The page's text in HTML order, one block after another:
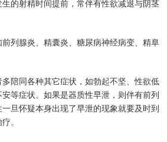
的射精时间提前，常伴有性欲减退与阴茎
列腺炎、精囊炎、糖尿病神经病变、精阜
陪同各种其它症状，如勃起不坚、性欲低
等症状。如果是器质性早泄，则伴有前列
旦怀疑本身出现了早泄的现象就要及时到
。